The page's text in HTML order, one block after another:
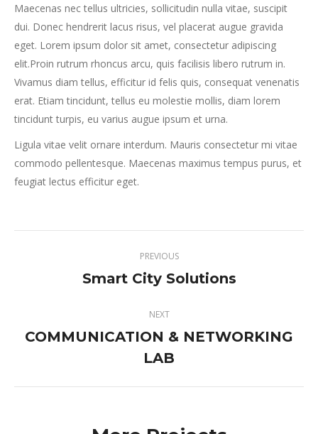
Maecenas nec tellus ultricies, sollicitudin nulla vitae, suscipit
dui. Donec hendrerit lacus risus, vel placerat augue gravida
eget. Lorem ipsum dolor sit amet, consectetur adipiscing
elit.Proin rutrum rhoncus arcu, quis facilisis libero rutrum in.
Vivamus diam tellus, efficitur id felis quis, consequat venenatis
erat. Etiam tincidunt, tellus eu molestie mollis, diam lorem
tincidunt turpis, eu varius augue ipsum et urna.
Ligula vitae velit ornare interdum. Mauris consectetur mi vitae
commodo pellentesque. Maecenas maximus tempus purus, et
feugiat lectus efficitur eget.
navigation
PREVIOUS
Previous
Smart City Solutions
NEXT
Next
project:
COMMUNICATION & NETWORKING
LAB